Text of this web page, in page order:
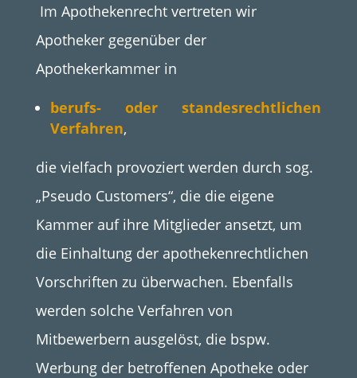
Im Apothekenrecht vertreten wir
Apotheker gegenüber der
Apothekerkammer in
berufs- oder standesrechtlichen
Verfahren,
die vielfach provoziert werden durch sog.
„Pseudo Customers“, die die eigene
Kammer auf ihre Mitglieder ansetzt, um
die Einhaltung der apothekenrechtlichen
Vorschriften zu überwachen. Ebenfalls
werden solche Verfahren von
Mitbewerbern ausgelöst, die bspw.
Werbung der betroffenen Apotheke oder